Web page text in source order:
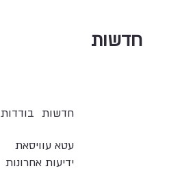
חדשות
בודדות חדשות
עטא עוויסאת
ידיעות אחרונות